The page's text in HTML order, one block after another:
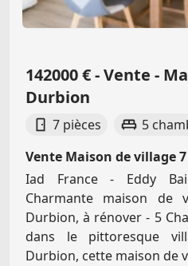
142000 € - Vente -
Durbion
7 pièces 5
Vente Maison de village
Iad France - Eddy
Charmante maison de
Durbion, à rénover - 5
dans le pittoresque
Durbion, cette maison de